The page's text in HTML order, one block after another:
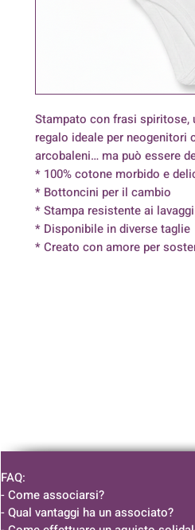
Stampato con frasi spiritose,
regalo ideale per neogenitori
arcobaleni… ma può essere
* 100% cotone morbido e
* Bottoncini per il cambio
* Stampa resistente ai lavaggi
* Disponibile in diverse taglie
* Creato con amore per
FAQ:
- Come associarsi?
- Qual vantaggi ha un associato?